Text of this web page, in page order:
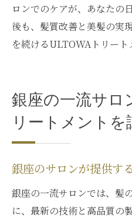
ロンでのケアが、あなたの
後も、髪質改善と美髪の実
を続けるULTOWAトリート
銀座の一流サロ
リートメントを
銀座のサロンが提供す
銀座の一流サロンでは、髪
に、最新の技術と高品質の